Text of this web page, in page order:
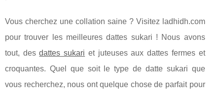
Vous cherchez une collation saine ? Visitez ladhidh.com
pour trouver les meilleures dattes sukari ! Nous avons
tout, desdattes sukari et juteuses aux dattes fermes et
croquantes. Quel que soit le type de datte sukari que
vous recherchez, nous ont quelque chose de parfait pour